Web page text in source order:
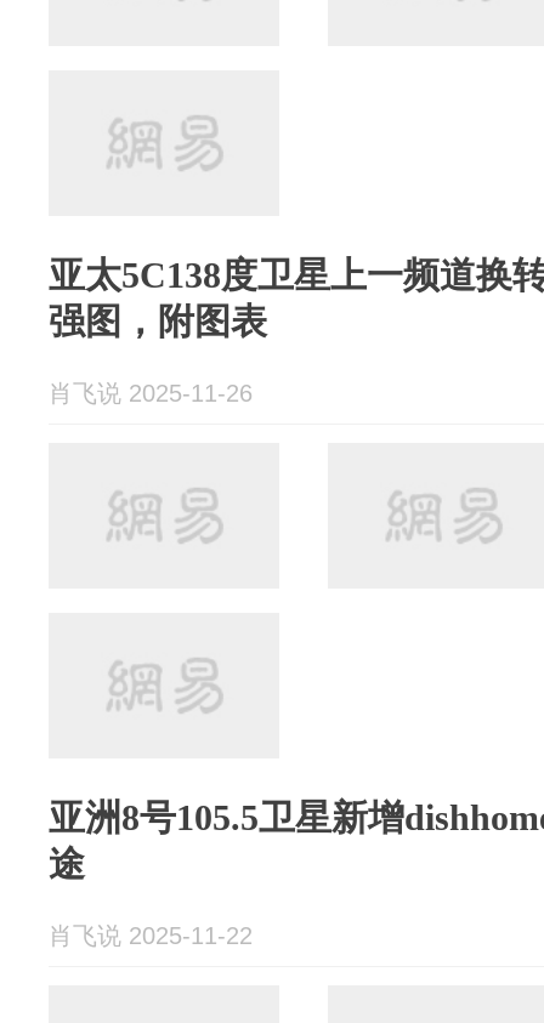
亚太5C138度卫星上一频道换
强图，附图表
肖飞说 2025-11-26
亚洲8号105.5卫星新增
途
肖飞说 2025-11-22